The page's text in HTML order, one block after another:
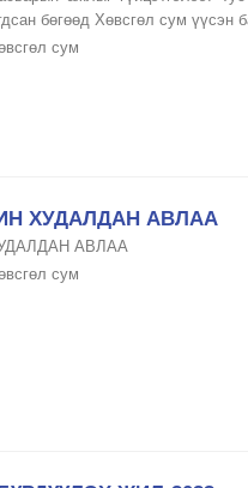
бөгөөд Хөвсгөл сум үүсэн
сум
ХУДАЛДАН АВЛАА
АВЛАА
сум